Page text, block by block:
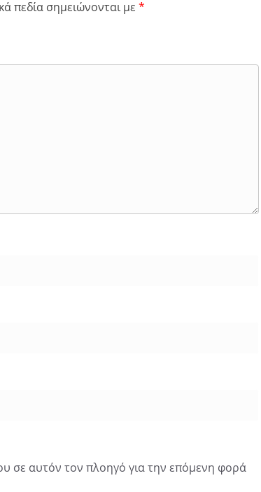
πεδία σημειώνονται με *
σε αυτόν τον πλοηγό για την επόμενη φορά